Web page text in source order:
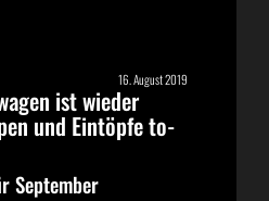
16. August 2019
ist wieder
und Eintöpfe to-
September